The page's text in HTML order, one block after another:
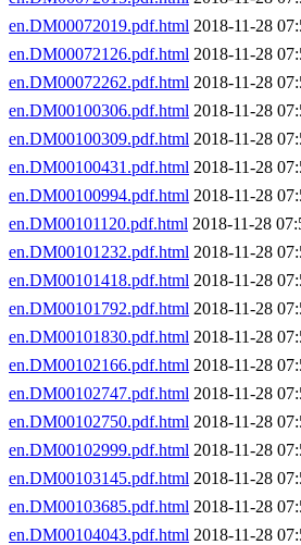
en.DM00072019.pdf.html 2018-11-28
en.DM00072126.pdf.html 2018-11-28
en.DM00072262.pdf.html 2018-11-28
en.DM00100306.pdf.html 2018-11-28
en.DM00100309.pdf.html 2018-11-28
en.DM00100431.pdf.html 2018-11-28
en.DM00100994.pdf.html 2018-11-28
en.DM00101120.pdf.html 2018-11-28
en.DM00101232.pdf.html 2018-11-28
en.DM00101418.pdf.html 2018-11-28
en.DM00101792.pdf.html 2018-11-28
en.DM00101830.pdf.html 2018-11-28
en.DM00102166.pdf.html 2018-11-28
en.DM00102747.pdf.html 2018-11-28
en.DM00102750.pdf.html 2018-11-28
en.DM00102999.pdf.html 2018-11-28
en.DM00103145.pdf.html 2018-11-28
en.DM00103685.pdf.html 2018-11-28
en.DM00104043.pdf.html 2018-11-28